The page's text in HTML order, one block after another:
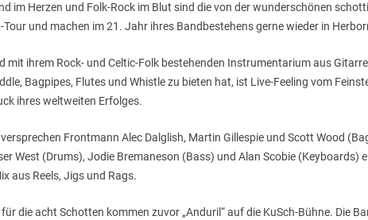
im Herzen und Folk-Rock im Blut sind die von der wunderschönen
Tour und machen im 21. Jahr ihres Bandbestehens gerne wieder in
mit ihrem Rock- und Celtic-Folk bestehenden Instrumentarium aus
Bagpipes, Flutes und Whistle zu bieten hat, ist Live-Feeling vom
ihres weltweiten Erfolges.
Frontmann Alec Dalglish, Martin Gillespie und Scott Wood
West (Drums), Jodie Bremaneson (Bass) und Alan Scobie (Keyboards)
aus Reels, Jigs und Rags.
die acht Schotten kommen zuvor „Anduril“ auf die KuSch-Bühne. Die